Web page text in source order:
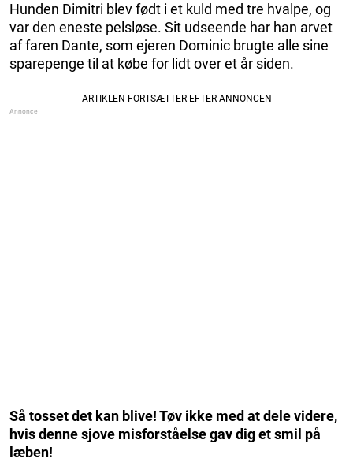
Hunden Dimitri blev født i et kuld med tre hvalpe, og
var den eneste pelsløse. Sit udseende har han arvet
af faren Dante, som ejeren Dominic brugte alle sine
sparepenge til at købe for lidt over et år siden.
Så tosset det kan blive! Tøv ikke med at dele videre,
hvis denne sjove misforståelse gav dig et smil på
læben!